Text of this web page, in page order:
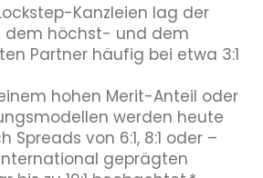
Kanzleien lag der
dem höchst- und dem
Partner häufig bei etwa 3:1
hohen Merit-Anteil oder
werden heute
von 6:1, 8:1 oder –
geprägten